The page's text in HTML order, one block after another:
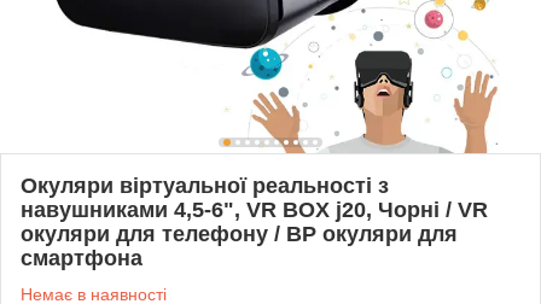
Окуляри віртуальної реальності з
навушниками 4,5-6", VR BOX j20, Чорні / VR
окуляри для телефону / ВР окуляри для
смартфона
Немає в наявності